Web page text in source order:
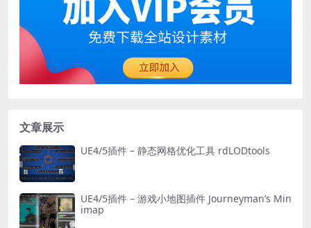
文章展示
UE4/5插件 – 静态网格优化工具 rdLODtools
UE4/5插件 – 游戏小地图插件 Journeyman’s Min
imap